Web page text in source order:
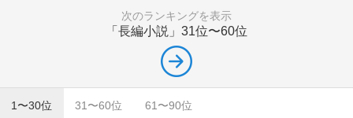
次のランキングを表示
「長編小説」 31位〜60位
1〜30位 31〜60位 61〜90位